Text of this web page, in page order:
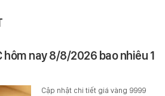
hôm nay 8/8/2026 bao nhiêu 1
Cập nhật chi tiết giá vàng 9999